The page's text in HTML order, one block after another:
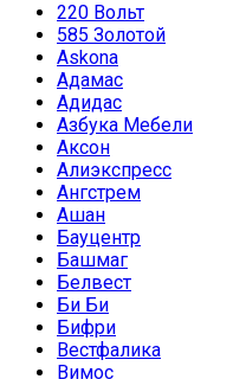
220 Вольт
585 Золотой
Askona
Адамас
Адидас
Азбука Мебели
Аксон
Алиэкспресс
Ангстрем
Ашан
Бауцентр
Башмаг
Белвест
Би Би
Бифри
Вестфалика
Вимос